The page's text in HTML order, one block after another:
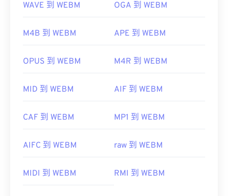
WAVE 到 WEBM OGA 到 WEBM
M4B 到 WEBM APE 到 WEBM
OPUS 到 WEBM M4R 到 WEBM
MID 到 WEBM AIF 到 WEBM
CAF 到 WEBM MP1 到 WEBM
AIFC 到 WEBM raw 到 WEBM
MIDI 到 WEBM RMI 到 WEBM